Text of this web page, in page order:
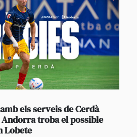
els serveis de Cerdà
Andorra troba el possible
Lobete